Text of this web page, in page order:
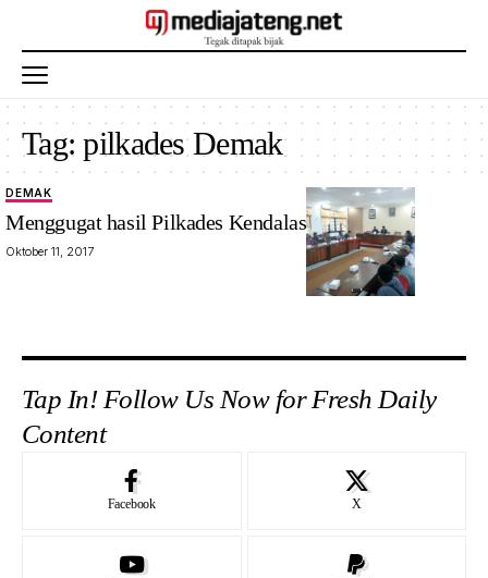
Tag:pilkades Demak
DEMAK
Menggugat hasil Pilkades Kendalasem Demak
Oktober 11, 2017
Tap In! Follow Us Now for Fresh Daily
Content
Facebook X